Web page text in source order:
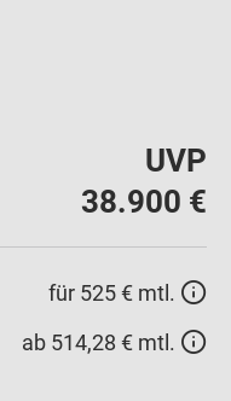
UVP
38.900 €
für 525 € mtl.
ab 514,28 € mtl.